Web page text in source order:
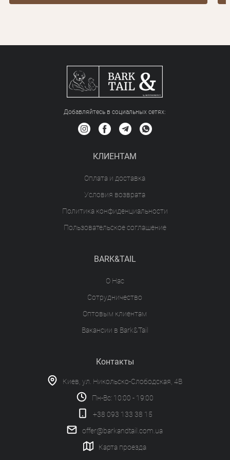
Добавляйтесь в социальных сетяx:
КЛИЕНТАМ
Оплата и доставка
Условия возврата
Политика конфиденциальности
Пользовательское соглашение
BARK&TAIL
О Нас
Сотрудничество
Оптовым клиентам
Вакансии в Bark&Tail
Контакты
Киев, ул. Никольско-Слободская, 4В
Пн-Вс: 10:00 - 19:00
+38 093 133 38 15
offer@barkandtail.com.ua
Карта проезда